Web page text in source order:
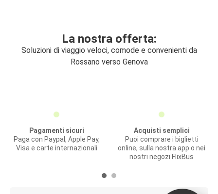
La nostra offerta:
Soluzioni di viaggio veloci, comode e convenienti da
Rossano verso Genova
Pagamenti sicuri
Paga con Paypal, Apple Pay,
Visa e carte internazionali
Acquisti semplici
Puoi comprare i biglietti
online, sulla nostra app o nei
nostri negozi FlixBus